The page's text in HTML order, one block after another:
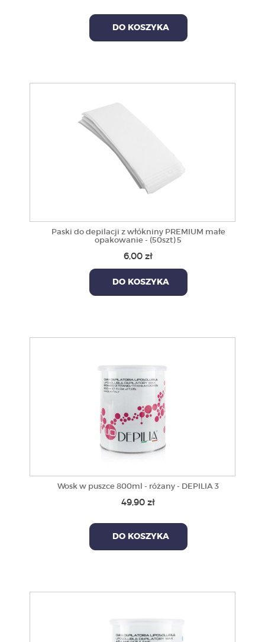
DO KOSZYKA
Paski do depilacji z włókniny PREMIUM małe
opakowanie - (50szt) 5
6,00 zł
DO KOSZYKA
Wosk w puszce 800ml - różany - DEPILIA 3
49,90 zł
DO KOSZYKA